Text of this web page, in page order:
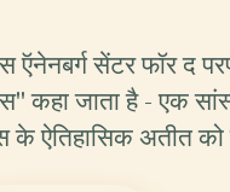
ऍनेनबर्ग सेंटर फॉर द
कहा जाता है - एक
के ऐतिहासिक अतीत